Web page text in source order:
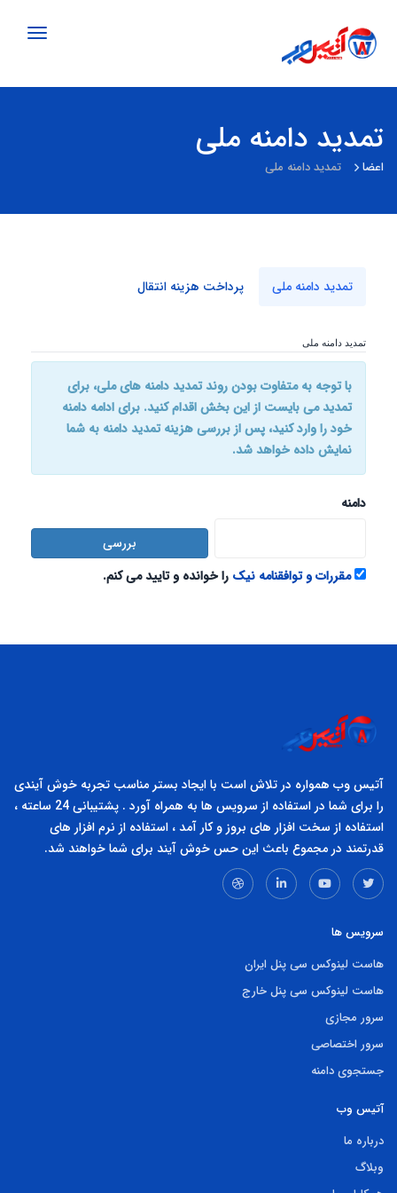
تمدید دامنه ملی
اعضا تمدید دامنه ملی
تمدید دامنه ملی پرداخت هزینه انتقال
تمدید دامنه ملی
با توجه به متفاوت بودن روند تمدید دامنه های ملی، برای
تمدید می بایست از این بخش اقدام کنید. برای ادامه دامنه
خود را وارد کنید،‌ پس از بررسی هزینه تمدید دامنه به شما
نمایش داده خواهد شد.
دامنه
بررسی
مقررات و توافقنامه نیک را خوانده و تایید می کنم.
آتیس وب همواره در تلاش است با ایجاد بستر مناسب تجربه خوش آیندی
را برای شما در استفاده از سرویس ها به همراه آورد . پشتیبانی 24 ساعته ،
استفاده از سخت افزار های بروز و کار آمد ، استفاده از نرم افزار های
قدرتمند در مجموع باعث این حس خوش آیند برای شما خواهند شد.
سرویس ها
هاست لینوکس سی پنل ایران
هاست لینوکس سی پنل خارج
سرور مجازی
سرور اختصاصی
جستجوی دامنه
آتیس وب
درباره ما
وبلاگ